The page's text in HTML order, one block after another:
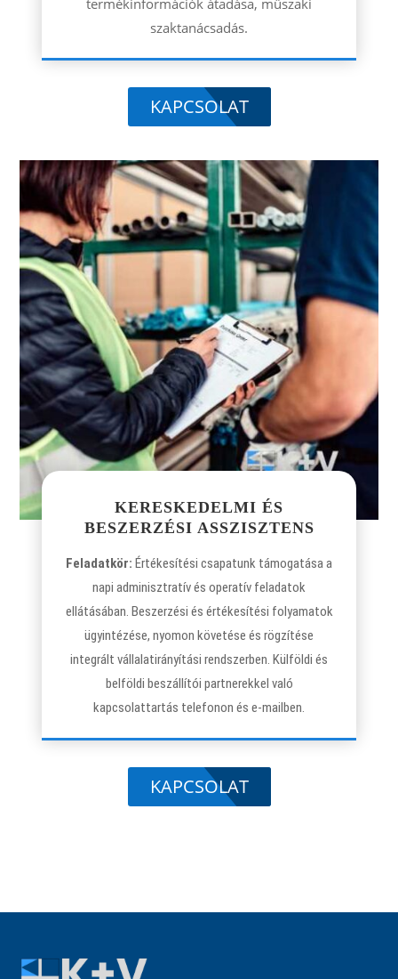
termékinformációk átadása, műszaki
szaktanácsadás.
KAPCSOLAT
KERESKEDELMI ÉS
BESZERZÉSI ASSZISZTENS
Feladatkör: Értékesítési csapatunk támogatása a
napi adminisztratív és operatív feladatok
ellátásában. Beszerzési és értékesítési folyamatok
ügyintézése, nyomon követése és rögzítése
integrált vállalatirányítási rendszerben. Külföldi és
belföldi beszállítói partnerekkel való
kapcsolattartás telefonon és e-mailben.
KAPCSOLAT